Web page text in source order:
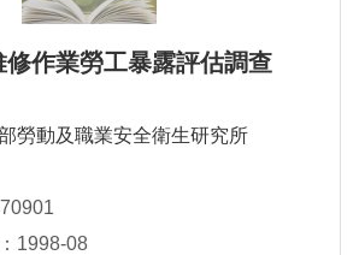
作業勞工暴露評估調查
勞動及職業安全衛生研究所
1998-08